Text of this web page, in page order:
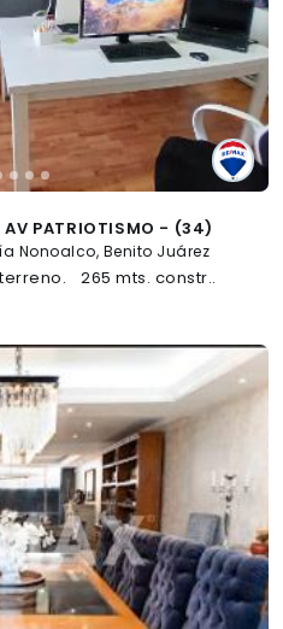
AV PATRIOTISMO - (34)
Nonoalco, Benito Juárez
265 mts. constr..